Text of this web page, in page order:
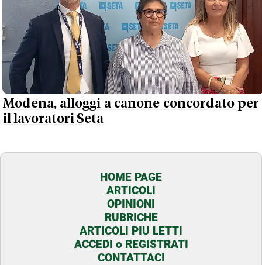
Modena, alloggi a canone concordato per
il lavoratori Seta
HOME PAGE
ARTICOLI
OPINIONI
RUBRICHE
ARTICOLI PIU LETTI
ACCEDI o REGISTRATI
CONTATTACI